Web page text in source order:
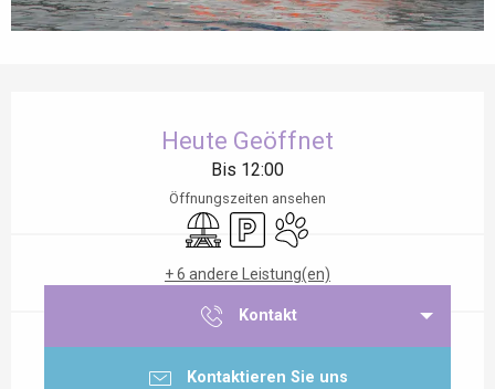
Heute Geöffnet
Bis 12:00
Öffnungszeiten ansehen
Picknickplatz
ParkplatzTiere erlaubt
+ 6 andere Leistung(en)
Kontakt
Kontaktieren Sie uns